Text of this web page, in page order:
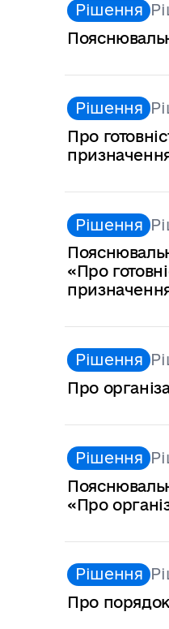
Рішення
Рішення
Про
Рішення
«Про
Рішення
Про
Рішення
«Про
Рішення
Про